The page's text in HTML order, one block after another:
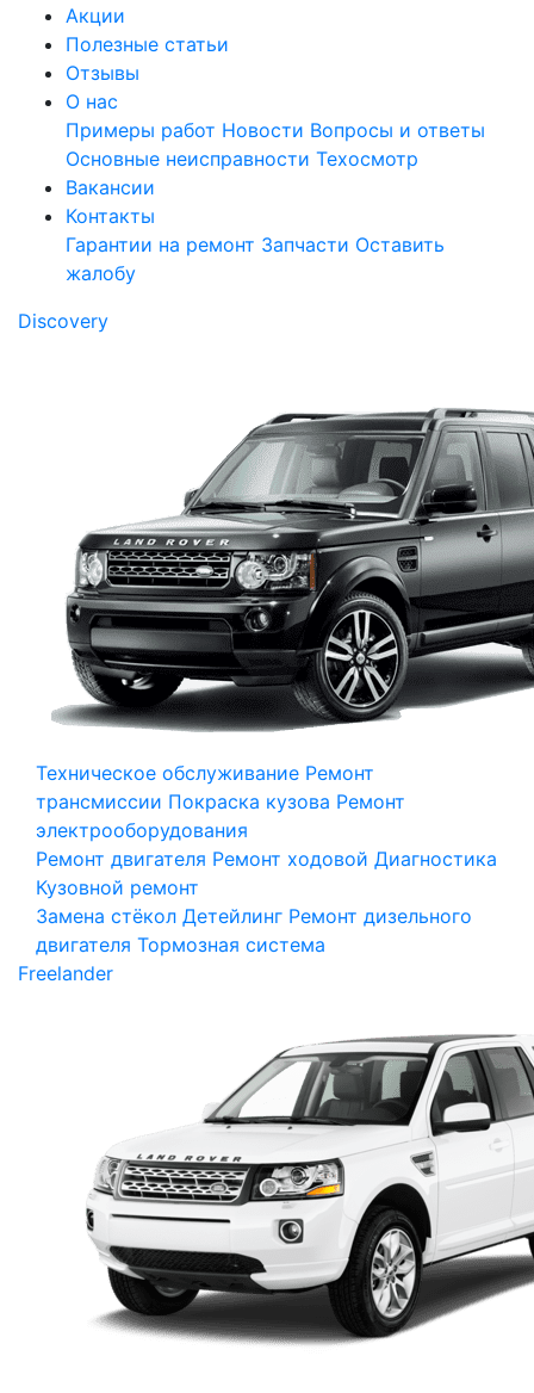
Акции
Полезные статьи
Отзывы
О нас
Примеры работ Новости Вопросы и ответы
Основные неисправности Техосмотр
Вакансии
Контакты
Гарантии на ремонт Запчасти Оставить
жалобу
Discovery
Техническое обслуживание Ремонт
трансмиссии Покраска кузова Ремонт
электрооборудования
Ремонт двигателя Ремонт ходовой Диагностика
Кузовной ремонт
Замена стёкол Детейлинг Ремонт дизельного
двигателя Тормозная система
Freelander